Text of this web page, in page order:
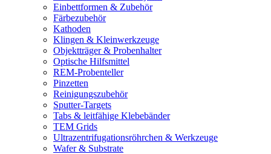
Einbettformen & Zubehör
Färbezubehör
Kathoden
Klingen & Kleinwerkzeuge
Objektträger & Probenhalter
Optische Hilfsmittel
REM-Probenteller
Pinzetten
Reinigungszubehör
Sputter-Targets
Tabs & leitfähige Klebebänder
TEM Grids
Ultrazentrifugationsröhrchen & Werkzeuge
Wafer & Substrate